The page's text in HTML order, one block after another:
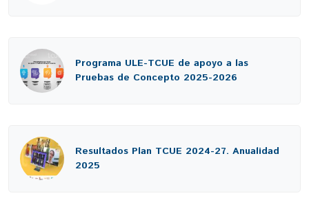
Programa ULE-TCUE de apoyo a las
Pruebas de Concepto 2025-2026
Resultados Plan TCUE 2024-27. Anualidad
2025